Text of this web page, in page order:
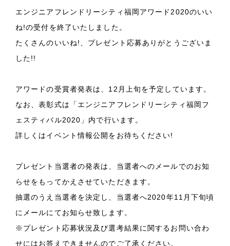
エンジニアフレンドリーシティ福岡アワード2020のいい
ね!の受付を終了いたしました。
たくさんのいいね!、プレゼント応募ありがとうございま
した!!
アワードの受賞者発表は、12月上旬を予定しています。
なお、表彰式は「エンジニアフレンドリーシティ福岡フ
ェスティバル2020」内で行います。
詳しくはイベント情報公開をお待ちください!
プレゼント当選者の発表は、当選者へのメールでのお知
らせをもってかえさせていただきます。
抽選のうえ当選者を決定し、当選者へ2020年11月下旬頃
にメールにてお知らせ致します。
※プレゼント応募状況及び選考結果に関するお問い合わ
せにはお答えできませんのでご了承ください。